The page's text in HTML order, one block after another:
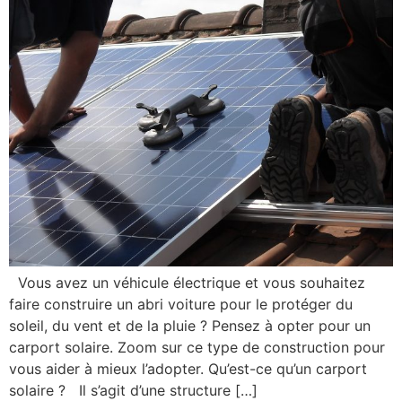
Vous avez un véhicule électrique et vous souhaitez
faire construire un abri voiture pour le protéger du
soleil, du vent et de la pluie ? Pensez à opter pour un
carport solaire. Zoom sur ce type de construction pour
vous aider à mieux l’adopter. Qu’est-ce qu’un carport
solaire ? Il s’agit d’une structure […]